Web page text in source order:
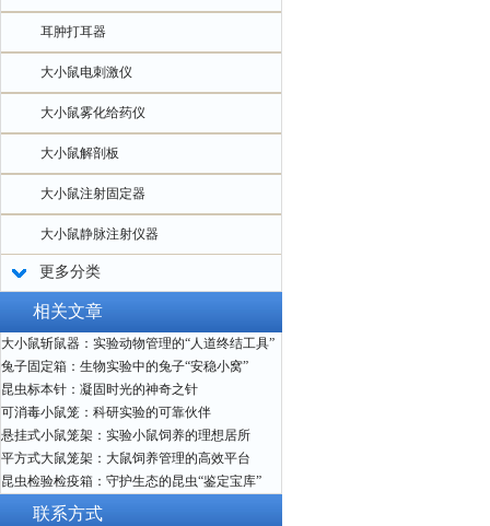
耳肿打耳器
大小鼠电刺激仪
大小鼠雾化给药仪
大小鼠解剖板
大小鼠注射固定器
大小鼠静脉注射仪器
更多分类
相关文章
大小鼠斩鼠器：实验动物管理的“人道终结工具”
兔子固定箱：生物实验中的兔子“安稳小窝”
昆虫标本针：凝固时光的神奇之针
可消毒小鼠笼：科研实验的可靠伙伴
悬挂式小鼠笼架：实验小鼠饲养的理想居所
平方式大鼠笼架：大鼠饲养管理的高效平台
昆虫检验检疫箱：守护生态的昆虫“鉴定宝库”
联系方式